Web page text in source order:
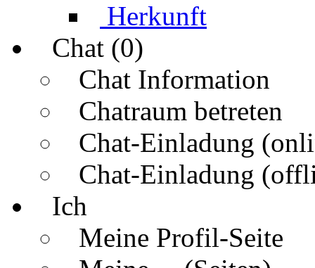
Herkunft
Chat (0)
Chat Information
Chatraum betreten
Chat-Einladung
Chat-Einladung
Ich
Meine Profil-Seite